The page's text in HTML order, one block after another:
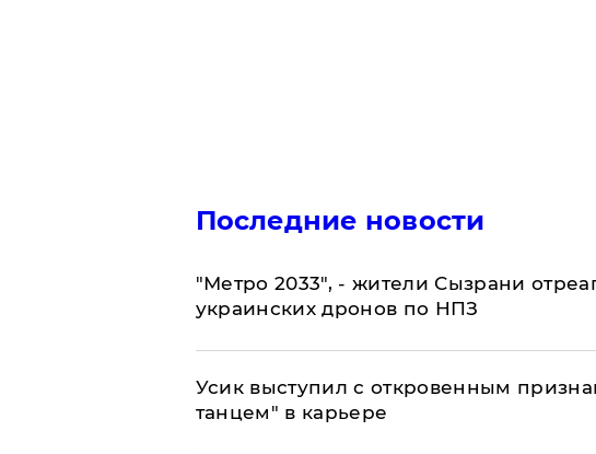
Последние новости
"Метро 2033", - жители Сызрани
украинских дронов по НПЗ
Усик выступил с откровенным
танцем" в карьере